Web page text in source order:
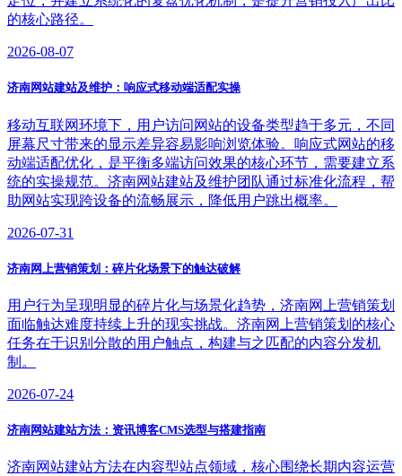
的核心路径。
2026-08-07
济南网站建站及维护：响应式移动端适配实操
移动互联网环境下，用户访问网站的设备类型趋于多元，不同
屏幕尺寸带来的显示差异容易影响浏览体验。响应式网站的移
动端适配优化，是平衡多端访问效果的核心环节，需要建立系
统的实操规范。济南网站建站及维护团队通过标准化流程，帮
助网站实现跨设备的流畅展示，降低用户跳出概率。
2026-07-31
济南网上营销策划：碎片化场景下的触达破解
用户行为呈现明显的碎片化与场景化趋势，济南网上营销策划
面临触达难度持续上升的现实挑战。济南网上营销策划的核心
任务在于识别分散的用户触点，构建与之匹配的内容分发机
制。
2026-07-24
济南网站建站方法：资讯博客CMS选型与搭建指南
济南网站建站方法在内容型站点领域，核心围绕长期内容运营